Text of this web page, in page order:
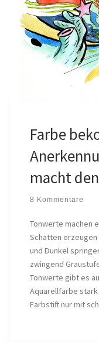
Farbe
macht
8 Kommentare
Tonwerte machen
Schatten
und Dunkel
zwingend
Tonwerte gibt es
Aquarellfarbe
Farbstift nur mit